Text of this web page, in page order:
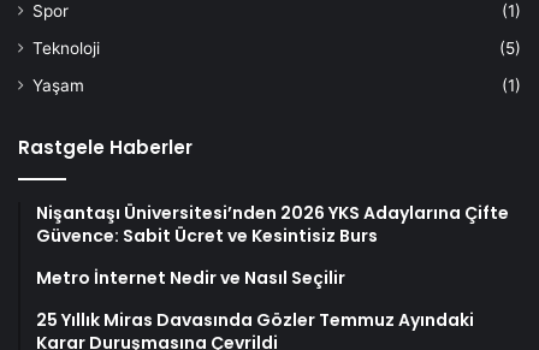
Spor
(1)
Teknoloji
(5)
Yaşam
(1)
Rastgele Haberler
Nişantaşı Üniversitesi’nden 2026 YKS Adaylarına Çifte
Güvence: Sabit Ücret ve Kesintisiz Burs
Metro İnternet Nedir ve Nasıl Seçilir
25 Yıllık Miras Davasında Gözler Temmuz Ayındaki
Karar Duruşmasına Çevrildi